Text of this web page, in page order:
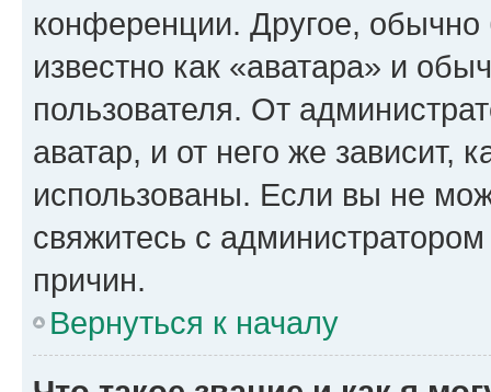
конференции. Другое,
известно как «аватара» и
пользователя. От
аватар, и от него же зависит,
использованы. Если вы не
свяжитесь с
причин.
Вернуться к началу